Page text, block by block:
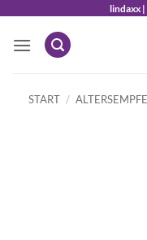
springen
lindaxx
START /